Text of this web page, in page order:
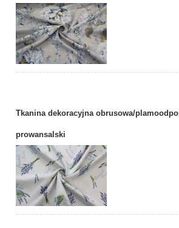
Tkanina dekoracyjna obrusowa/
prowansalski